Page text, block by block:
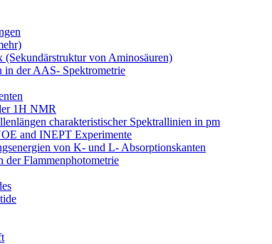
(Sekundärstruktur von Aminosäuren)
in der AAS- Spektrometrie
1H NMR
charakteristischer Spektrallinien in pm
and INEPT Experimente
von K- und L- Absorptionskanten
der Flammenphotometrie